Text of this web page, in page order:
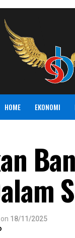
HOME EKONOMI
on 18/11/2025